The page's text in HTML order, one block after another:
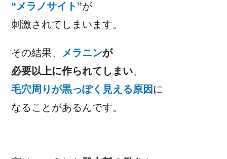
“メラノサイト”が
刺激されてしまいます。
その結果、 メラニンが
必要以上に作られてしまい、
毛穴周りが黒っぽく見える原因 に
なることがあるんです。